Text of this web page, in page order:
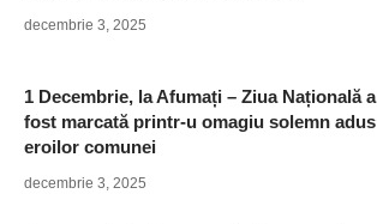
decembrie 3, 2025
1 Decembrie, la Afumați – Ziua Națională a
fost marcată printr-u omagiu solemn adus
eroilor comunei
decembrie 3, 2025